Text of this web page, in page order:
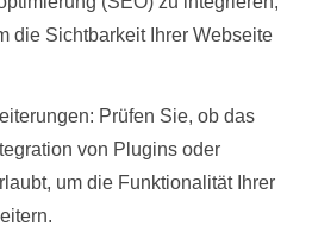
die Sichtbarkeit Ihrer Webseite
Prüfen Sie, ob das
von Plugins oder
um die Funktionalität Ihrer